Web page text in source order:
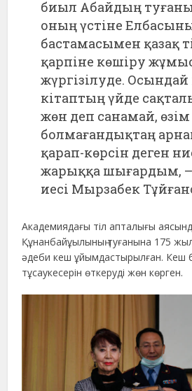
биыл Абайдың
оның үстіне
бастамасымен қазақ
қарпіне көшіру
жүргізілуде.
кітаптың үйде
жөн деп санамай,
болмағандықтаң
қарап-көрсін деген
жарыққа шығардым, –
иесі Мырзабек
Академиядағы тіл апталығы
Құнанбайұылының туғанына 175
әдеби кеш ұйымдастырылған. Кеш
тұсаукесерін өткеруді жөн көрген.